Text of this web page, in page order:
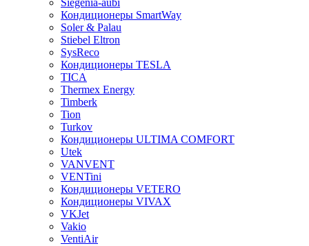
Siegenia-aubi
Кондиционеры SmartWay
Soler & Palau
Stiebel Eltron
SysReco
Кондиционеры TESLA
TICA
Thermex Energy
Timberk
Tion
Turkov
Кондиционеры ULTIMA COMFORT
Utek
VANVENT
VENTini
Кондиционеры VETERO
Кондиционеры VIVAX
VKJet
Vakio
VentiAir